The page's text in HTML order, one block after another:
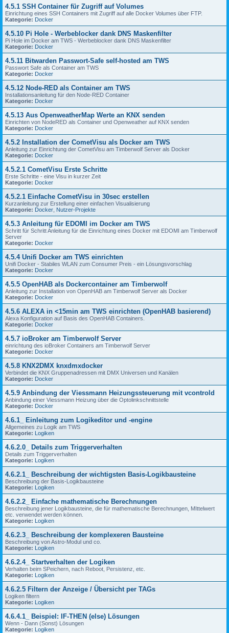
4.5.1 SSH Container für Zugriff auf Volumes
Einrichtung eines SSH Containers mit Zugriff auf alle Docker Volumes über FTP.
Kategorie: Docker
4.5.10 Pi Hole - Werbeblocker dank DNS Maskenfilter
Pi Hole im Docker am TWS - Werbeblocker dank DNS Maskenfilter
Kategorie: Docker
4.5.11 Bitwarden Passwort-Safe self-hosted am TWS
Passwort Safe als Container am TWS
Kategorie: Docker
4.5.12 Node-RED als Container am TWS
Installationsanleitung für den Node-RED Container
Kategorie: Docker
4.5.13 Aus OpenweatherMap Werte an KNX senden
Einrichten von NodeRED als Container und Openweather auf KNX senden
Kategorie: Docker
4.5.2 Installation der CometVisu als Docker am TWS
Anleitung zur Einrichtung der CometVisu am Timberwolf Server als Docker
Kategorie: Docker
4.5.2.1 CometVisu Erste Schritte
Erste Schritte - eine Visu in kurzer Zeit
Kategorie: Docker
4.5.2.1 Einfache CometVisu in 30sec erstellen
Kurzanleitung zur Erstellung einer einfachen Visualisierung
Kategorie: Docker Nutzer-Projekte
4.5.3 Anleitung für EDOMI im Docker am TWS
Schritt für Schritt Anleitung für die Einrichtung eines Docker mit EDOMI am Timberwolf
Server
Kategorie: Docker
4.5.4 Unifi Docker am TWS einrichten
Unifi Docker - Stabiles WLAN zum Consumer Preis - ein Lösungsvorschlag
Kategorie: Docker
4.5.5 OpenHAB als Dockercontainer am Timberwolf
Anleitung zur Installation von OpenHAB am Timberwolf Server als Docker
Kategorie: Docker
4.5.6 ALEXA in <15min am TWS einrichten (OpenHAB basierend)
Alexa Konfiguration auf Basis des OpenHAB Containers.
Kategorie: Docker
4.5.7 ioBroker am Timberwolf Server
einrichtung des ioBroker Containers am Timberwolf Server
Kategorie: Docker
4.5.8 KNX2DMX knxdmxdocker
Verbindet die KNX Gruppenadressen mit DMX Universen und Kanälen
Kategorie: Docker
4.5.9 Anbindung der Viessmann Heizungssteuerung mit vcontrold
Anbindung einer Viessmann Heizung über die Optolinkschnittstelle
Kategorie: Docker
4.6.1_ Einleitung zum Logikeditor und -engine
Allgemeines zu Logik am TWS
Kategorie: Logiken
4.6.2.0_ Details zum Triggerverhalten
Details zum Triggerverhalten
Kategorie: Logiken
4.6.2.1_ Beschreibung der wichtigsten Basis-Logikbausteine
Beschreibung der Basis-Logikbausteine
Kategorie: Logiken
4.6.2.2_ Einfache mathematische Berechnungen
Beschreibung jener Logikbausteine, die für mathematische Berechnungen, MIttelwert
etc. verwendet werden können.
Kategorie: Logiken
4.6.2.3_ Beschreibung der komplexeren Bausteine
Beschreibung von Astro-Modul und co.
Kategorie: Logiken
4.6.2.4_ Startverhalten der Logiken
Verhalten beim SPeichern, nach Reboot, Persistenz, etc.
Kategorie: Logiken
4.6.2.5 Filtern der Anzeige / Übersicht per TAGs
Logiken filtern
Kategorie: Logiken
4.6.4.1_ Beispiel: IF-THEN (else) Lösungen
Wenn - Dann (Sonst) Lösungen
Kategorie: Logiken